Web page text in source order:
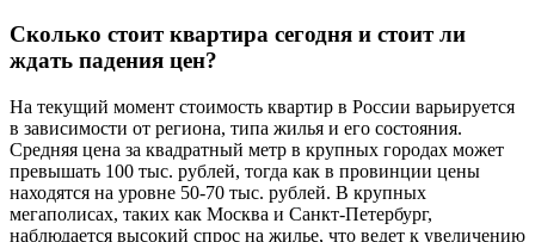
Сколько стоит квартира сегодня и стоит ли
ждать падения цен?
На текущий момент стоимость квартир в России варьируется
в зависимости от региона, типа жилья и его состояния.
Средняя цена за квадратный метр в крупных городах может
превышать 100 тыс. рублей, тогда как в провинции цены
находятся на уровне 50-70 тыс. рублей. В крупных
мегаполисах, таких как Москва и Санкт-Петербург,
наблюдается высокий спрос на жилье, что ведет к увеличению